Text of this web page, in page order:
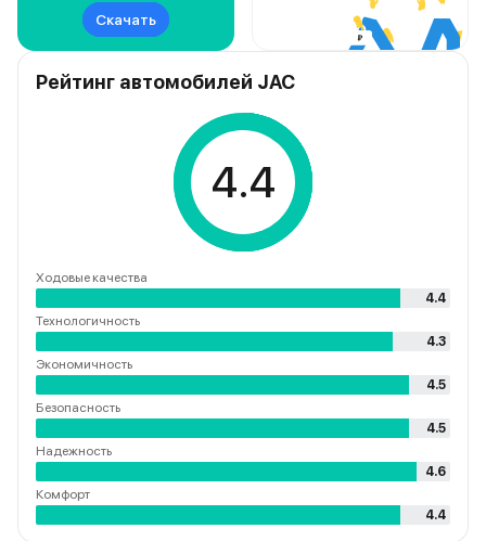
Скачать
Рейтинг автомобилей JAC
4.4
Ходовые качества
4.4
Технологичность
4.3
Экономичность
4.5
Безопасность
4.5
Надежность
4.6
Комфорт
4.4